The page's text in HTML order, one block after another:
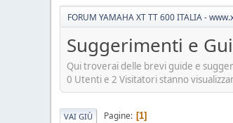
FORUM YAMAHA XT TT 600 ITALIA -
Suggerimenti e
Qui troverai delle brevi guide e
0 Utenti e 2 Visitatori stanno
VAI GIÙ Pagine 1